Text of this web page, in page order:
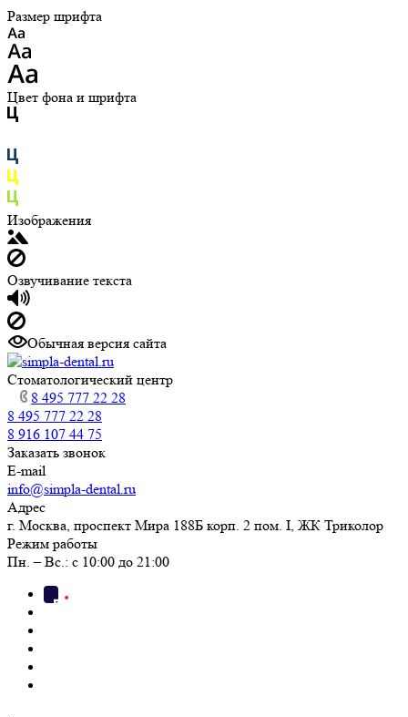
Размер шрифта
Цвет фона и шрифта
Изображения
Озвучивание текста
Обычная версия сайта
Cтоматологический центр
8 495 777 22 28
8 495 777 22 28
8 916 107 44 75
Заказать звонок
E-mail
info@simpla-dental.ru
Адрес
г. Москва, проспект Мира 188Б корп. 2 пом. I, ЖК Триколор
Режим работы
Пн. – Вс.: с 10:00 до 21:00